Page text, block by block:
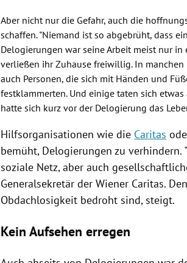
Aber nicht nur die Gefahr, auch die
schaffen. "Niemand ist so abgebrüht, dass
Delogierungen war seine Arbeit meist nur in
verließen ihr Zuhause freiwillig. In
auch Personen, die sich mit Händen und
festklammerten. Und einige taten sich
hatte sich kurz vor der Delogierung das
Hilfsorganisationen wie die Caritas
bemüht, Delogierungen zu verhindern.
soziale Netz, aber auch
Generalsekretär der Wiener Caritas.
Obdachlosigkeit bedroht sind, steigt.
Kein Aufsehen erregen